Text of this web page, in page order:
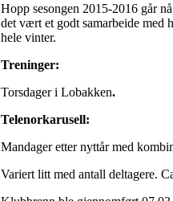
Hopp sesongen 2015-2016 går
det vært et godt samarbeide med
hele vinter.
Treninger:
Torsdager i Lobakken.
Telenorkarusell:
Mandager etter nyttår med
Variert litt med antall deltagere.